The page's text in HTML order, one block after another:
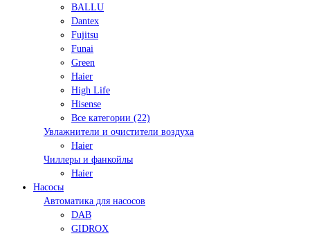
BALLU
Dantex
Fujitsu
Funai
Green
Haier
High Life
Hisense
Все категории (22)
Увлажнители и очистители воздуха
Haier
Чиллеры и фанкойлы
Haier
Насосы
Автоматика для насосов
DAB
GIDROX